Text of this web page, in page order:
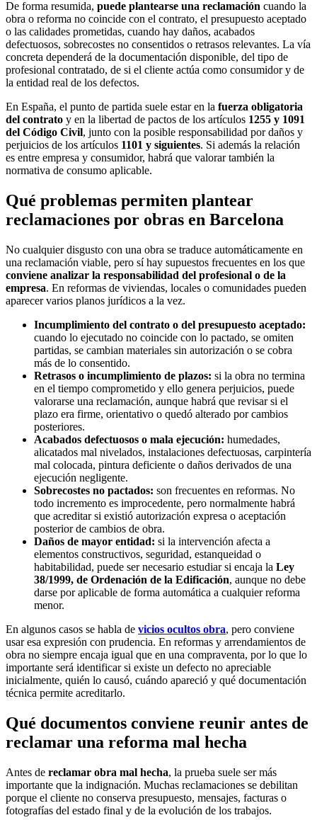
De forma resumida, puede plantearse una reclamación cuando la
obra o reforma no coincide con el contrato, el presupuesto aceptado
o las calidades prometidas, cuando hay daños, acabados
defectuosos, sobrecostes no consentidos o retrasos relevantes. La vía
concreta dependerá de la documentación disponible, del tipo de
profesional contratado, de si el cliente actúa como consumidor y de
la entidad real de los defectos.
En España, el punto de partida suele estar en la fuerza obligatoria
del contrato y en la libertad de pactos de los artículos 1255 y 1091
del Código Civil, junto con la posible responsabilidad por daños y
perjuicios de los artículos 1101 y siguientes. Si además la relación
es entre empresa y consumidor, habrá que valorar también la
normativa de consumo aplicable.
Qué problemas permiten plantear
reclamaciones por obras en Barcelona
No cualquier disgusto con una obra se traduce automáticamente en
una reclamación viable, pero sí hay supuestos frecuentes en los que
conviene analizar la responsabilidad del profesional o de la
empresa. En reformas de viviendas, locales o comunidades pueden
aparecer varios planos jurídicos a la vez.
Incumplimiento del contrato o del presupuesto aceptado:
cuando lo ejecutado no coincide con lo pactado, se omiten
partidas, se cambian materiales sin autorización o se cobra
más de lo consentido.
Retrasos o incumplimiento de plazos: si la obra no termina
en el tiempo comprometido y ello genera perjuicios, puede
valorarse una reclamación, aunque habrá que revisar si el
plazo era firme, orientativo o quedó alterado por cambios
posteriores.
Acabados defectuosos o mala ejecución: humedades,
alicatados mal nivelados, instalaciones defectuosas, carpintería
mal colocada, pintura deficiente o daños derivados de una
ejecución negligente.
Sobrecostes no pactados: son frecuentes en reformas. No
todo incremento es improcedente, pero normalmente habrá
que acreditar si existió autorización expresa o aceptación
posterior de cambios de obra.
Daños de mayor entidad: si la intervención afecta a
elementos constructivos, seguridad, estanqueidad o
habitabilidad, puede ser necesario estudiar si encaja la Ley
38/1999, de Ordenación de la Edificación, aunque no debe
darse por aplicable de forma automática a cualquier reforma
menor.
En algunos casos se habla de vicios ocultos obra, pero conviene
usar esa expresión con prudencia. En reformas y arrendamientos de
obra no siempre encaja igual que en una compraventa, por lo que lo
importante será identificar si existe un defecto no apreciable
inicialmente, quién lo causó, cuándo apareció y qué documentación
técnica permite acreditarlo.
Qué documentos conviene reunir antes de
reclamar una reforma mal hecha
Antes de reclamar obra mal hecha, la prueba suele ser más
importante que la indignación. Muchas reclamaciones se debilitan
porque el cliente no conserva presupuesto, mensajes, facturas o
fotografías del estado final y de la evolución de los trabajos.